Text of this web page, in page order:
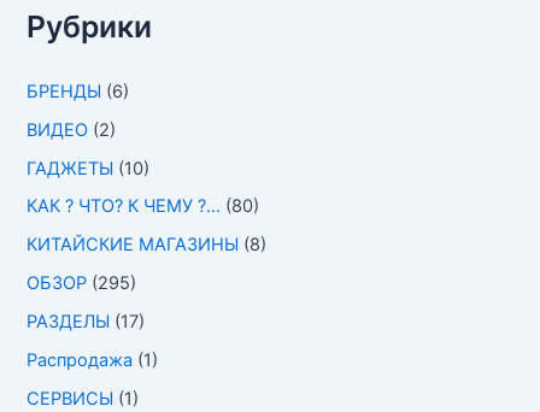
Рубрики
БРЕНДЫ (6)
ВИДЕО (2)
ГАДЖЕТЫ (10)
КАК ? ЧТО? К ЧЕМУ ?… (80)
КИТАЙСКИЕ МАГАЗИНЫ (8)
ОБЗОР (295)
РАЗДЕЛЫ (17)
Распродажа (1)
СЕРВИСЫ (1)